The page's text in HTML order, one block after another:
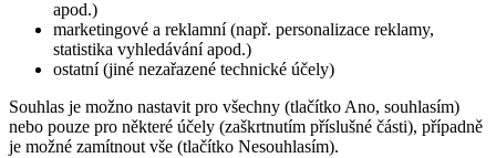
apod.)
marketingové a reklamní (např. personalizace reklamy,
statistika vyhledávání apod.)
ostatní (jiné nezařazené technické účely)
Souhlas je možno nastavit pro všechny (tlačítko Ano, souhlasím)
nebo pouze pro některé účely (zaškrtnutím příslušné části), případně
je možné zamítnout vše (tlačítko Nesouhlasím).